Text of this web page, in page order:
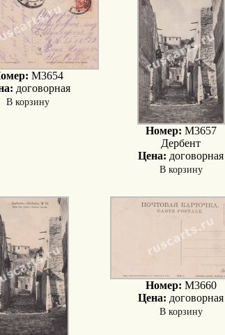
M3654
договорная
В корзину
Номер: M3657
Дербент
Цена: договорная
В корзину
Номер: M3660
Цена: договорная
В корзину